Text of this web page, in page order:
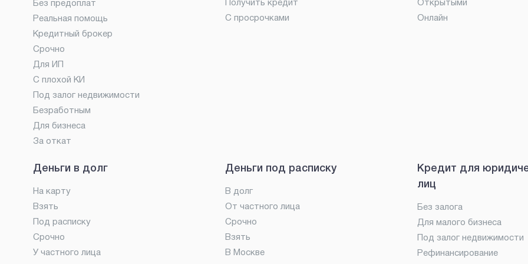
Без предоплат
Реальная помощь
Кредитный брокер
Срочно
Для ИП
С плохой КИ
Под залог недвижимости
Безработным
Для бизнеса
За откат
Получить кредит
С просрочками
Открытыми
Онлайн
Деньги в долг
На карту
Взять
Под расписку
Срочно
У частного лица
Деньги под расписку
В долг
От частного лица
Срочно
Взять
В Москве
Кредит для
лиц
Без залога
Для малого бизнеса
Под залог недвижимости
Рефинансирование